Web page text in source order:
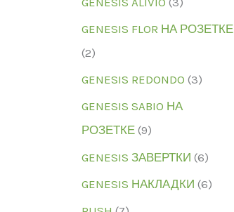
GENESIS FLOR НА РОЗЕТКЕ
(2)
GENESIS REDONDO (3)
GENESIS SABIO НА
РОЗЕТКЕ (9)
GENESIS ЗАВЕРТКИ (6)
GENESIS НАКЛАДКИ (6)